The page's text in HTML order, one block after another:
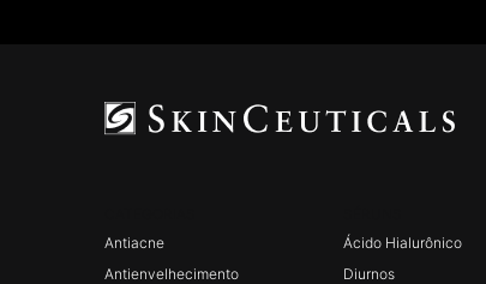
Antiacne
Antienvelhecimento
Ácido Hialurônico
Diurnos